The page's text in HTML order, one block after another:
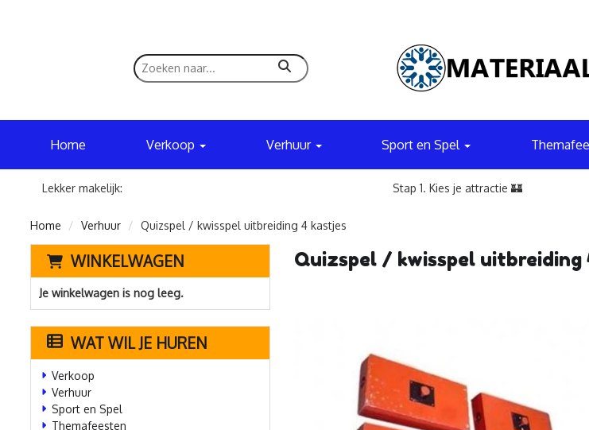
zoeken
Home Verkoop Verhuur Sport en Spel
Lekker makelijk: Stap 1. Kies je attractie 🏰
Home Verhuur Quizspel / kwisspel uitbreiding 4 kastjes
WINKELWAGEN
Je winkelwagen is nog leeg.
WAT WIL JE HUREN
Verkoop
Verhuur
Sport en Spel
Themafeesten
Quizspel / kwisspel